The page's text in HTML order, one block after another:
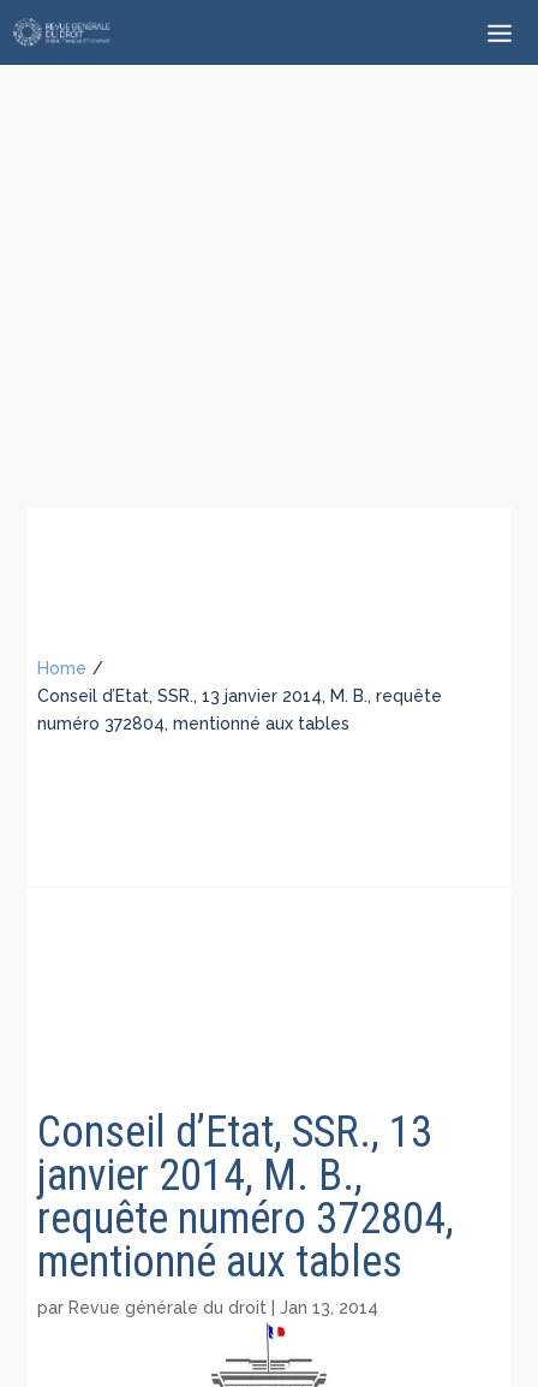
Home /
Conseil d’Etat, SSR., 13 janvier 2014, M. B., requête
numéro 372804, mentionné aux tables
Conseil d’Etat, SSR., 13
janvier 2014, M. B.,
requête numéro 372804,
mentionné aux tables
par Revue générale du droit |Jan 13, 2014